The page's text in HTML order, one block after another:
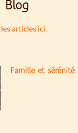
articles ici.
Famille et sérénité